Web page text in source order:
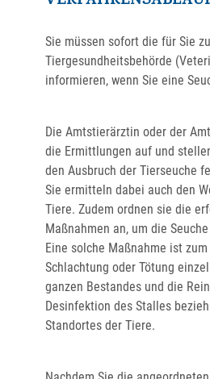
Sie müssen sofort die für Sie
Tiergesundheitsbehörde
informieren, wenn Sie eine
Die Amtstierärztin oder der
die Ermittlungen auf und
den Ausbruch der Tierseuche
Sie ermitteln dabei auch den
Tiere. Zudem ordnen sie die
Maßnahmen an, um die
Eine solche Maßnahme ist
Schlachtung oder Tötung
ganzen Bestandes und die
Desinfektion des Stalles
Standortes der Tiere.